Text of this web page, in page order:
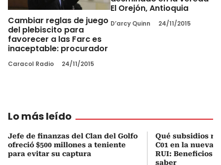
Cambiar reglas de juego
del plebiscito para
favorecer a las Farc es
inaceptable: procurador
Caracol Radio 24/11/2015
El Orejón, Antioquia
D’arcy Quinn 24/11/2015
Lo más leído
Jefe de finanzas del Clan del Golfo
ofreció $500 millones a teniente
para evitar su captura
Qué subsidios
C01 en la nueva
RUI: Beneficios
saber